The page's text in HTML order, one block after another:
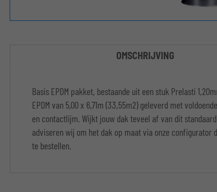
OMSCHRIJVING
Basis EPDM pakket, bestaande uit een stuk Prelasti
EPDM van 5,00 x 6,71m (33,55m2) geleverd met
en contactlijm. Wijkt jouw dak teveel af van dit
adviseren wij om het dak op maat via onze configurator
te bestellen.